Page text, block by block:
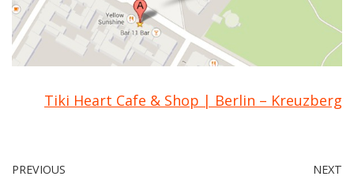
Tiki Heart Cafe & Shop | Berlin – Kreuzberg
PREVIOUS NEXT